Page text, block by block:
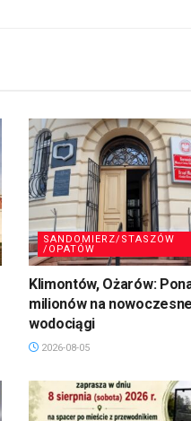
SANDOMIERZ/STASZÓW
/OPATÓW
Klimontów, Ożarów:
milionów na nowoczesne
wodociągi
2026-08-05